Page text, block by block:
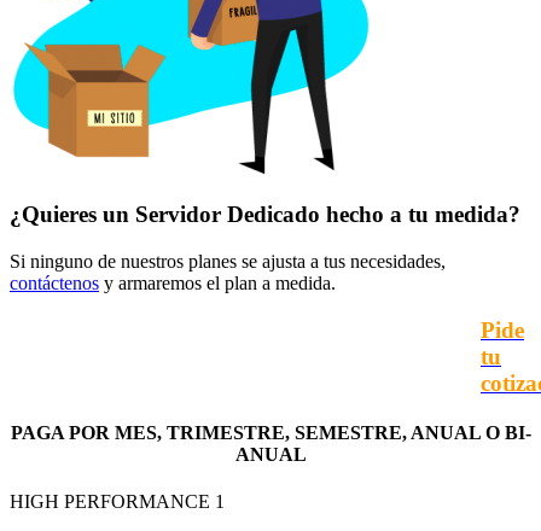
¿Quieres un Servidor Dedicado hecho a tu medida?
Si ninguno de nuestros planes se ajusta a tus necesidades,
contáctenos y armaremos el plan a medida.
Pide
tu
PAGA POR MES, TRIMESTRE, SEMESTRE, ANUAL O BI-
ANUAL
HIGH PERFORMANCE 1